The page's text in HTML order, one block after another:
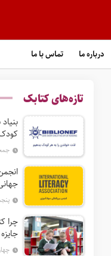
درباره ما تماس با ما
تازه‌های کتابک
جمعه,
حق
چرا
نه؟